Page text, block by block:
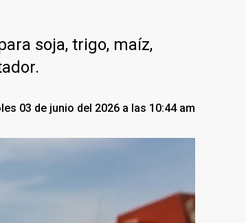
soja, trigo, maíz,
03 de junio del 2026 a las 10:44 am